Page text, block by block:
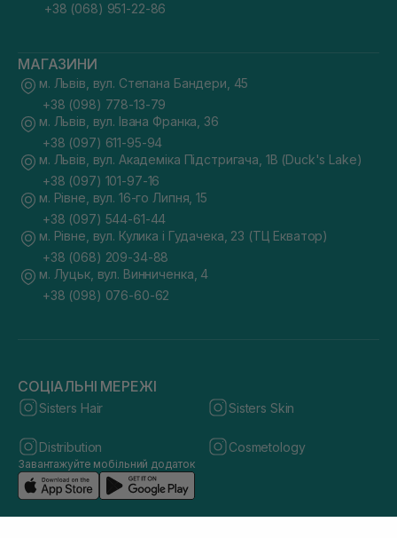
+38 (068) 951-22-86
МАГАЗИНИ
м. Львів, вул. Степана Бандери, 45
+38 (098) 778-13-79
м. Львів, вул. Івана Франка, 36
+38 (097) 611-95-94
м. Львів, вул. Академіка Підстригача, 1В (Duck's Lake)
+38 (097) 101-97-16
м. Рівне, вул. 16-го Липня, 15
+38 (097) 544-61-44
м. Рівне, вул. Кулика і Гудачека, 23 (ТЦ Екватор)
+38 (068) 209-34-88
м. Луцьк, вул. Винниченка, 4
+38 (098) 076-60-62
СОЦІАЛЬНІ МЕРЕЖІ
Sisters Hair Sisters Skin
Distribution Cosmetology
Завантажуйте мобільний додаток